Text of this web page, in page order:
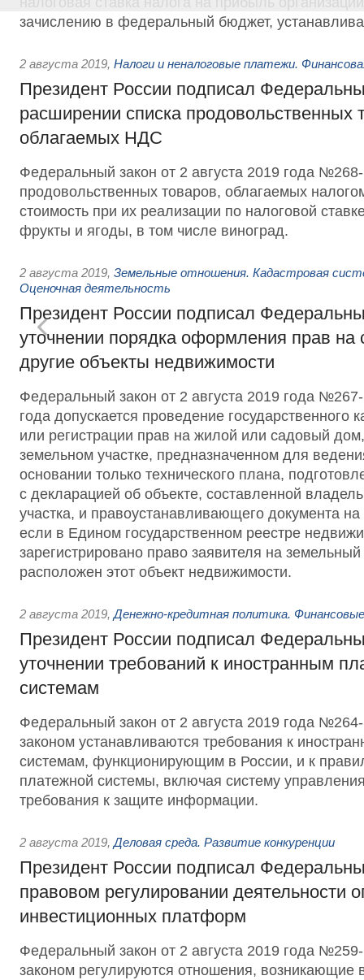
зачислению в федеральный бюджет,
2 августа 2019, Налоги и неналоговые платежи.
Президент России подписал
расширении списка продовольственных
облагаемых НДС
Федеральный закон от 2 августа 2019 года
продовольственных товаров, облагаемых
стоимость при их реализации по налоговой
фрукты и ягоды, в том числе виноград.
2 августа 2019, Земельные отношения. Кадастровая
Оценочная деятельность
Президент России подписал
уточнении порядка оформления прав
другие объекты недвижимости
Федеральный закон от 2 августа 2019 года
года допускается проведение государственного
или регистрации прав на жилой или садовый
земельном участке, предназначенном для
основании только технического плана,
с декларацией об объекте, составленной
участка, и правоустанавливающего документа
если в Едином государственном реестре
зарегистрировано право заявителя на земельный
расположен этот объект недвижимости.
2 августа 2019, Денежно-кредитная политика.
Президент России подписал
уточнении требований к иностранным
системам
Федеральный закон от 2 августа 2019 года
законом устанавливаются требования к
системам, функционирующим в России, и к
платежной системы, включая систему
требования к защите информации.
2 августа 2019, Деловая среда. Развитие конкуренции
Президент России подписал
правовом регулировании деятельности
инвестиционных платформ
Федеральный закон от 2 августа 2019 года
законом регулируются отношения, возникающие